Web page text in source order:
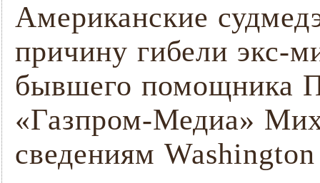
Американские
причину гибели экс-
бывшего помощника
«Газпром-Медиа»
сведениям